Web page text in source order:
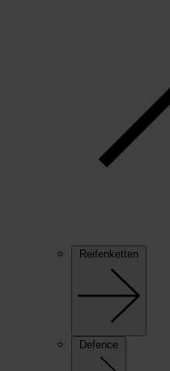
Reifenketten
Defence